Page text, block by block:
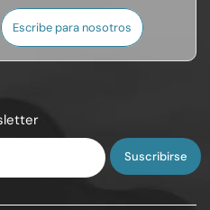
Escribe para nosotros